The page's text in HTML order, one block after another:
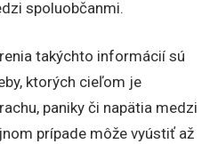
spoluobčanmi.
takýchto informácií sú
ktorých cieľom je
paniky či napätia medzi
prípade môže vyústiť až